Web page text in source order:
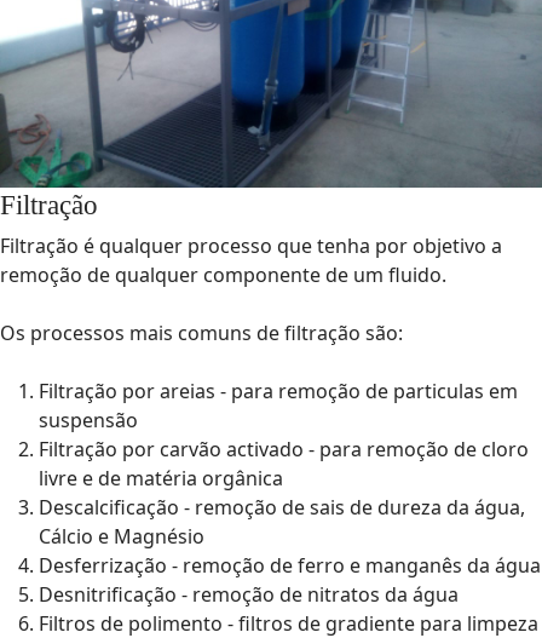
Filtração
Filtração é qualquer processo que tenha por objetivo a
remoção de qualquer componente de um fluido.
Os processos mais comuns de filtração são:
Filtração por areias - para remoção de particulas em
suspensão
Filtração por carvão activado - para remoção de cloro
livre e de matéria orgânica
Descalcificação - remoção de sais de dureza da água,
Cálcio e Magnésio
Desferrização - remoção de ferro e manganês da água
Desnitrificação - remoção de nitratos da água
Filtros de polimento - filtros de gradiente para limpeza